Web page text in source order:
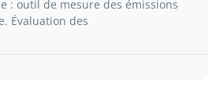
: outil de mesure des émissions
Évaluation des